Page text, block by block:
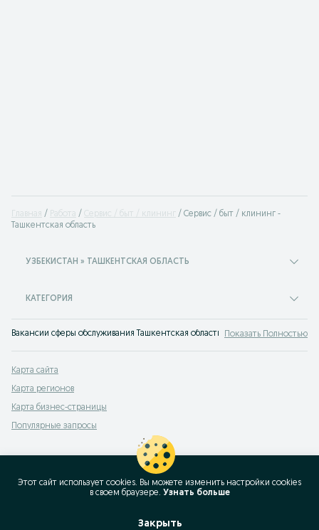
Главная Работа Сервис / быт / клининг
Сервис / быт / клининг -
Ташкентская область
УЗБЕКИСТАН » ТАШКЕНТСКАЯ ОБЛАСТЬ
КАТЕГОРИЯ
Вакансии сферы обслуживания Ташкентская область: найти работу или
Показать Полностью
Карта сайта
Карта регионов
Карта бизнес-страницы
Популярные запросы
Этот сайт использует cookies. Вы можете изменить настройки cookies
в своeм браузере. Узнать больше
Закрыть